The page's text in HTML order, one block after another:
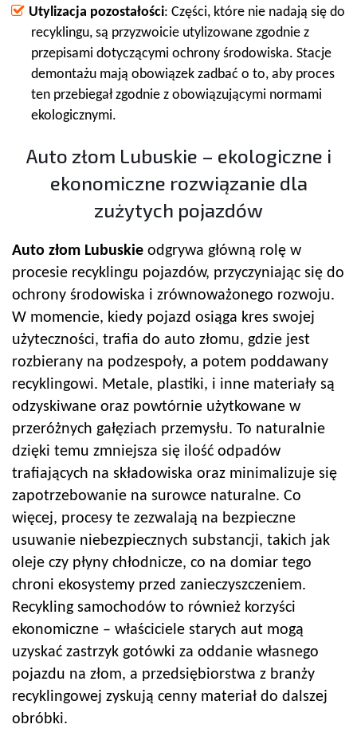
Utylizacja pozostałości: Części, które nie nadają się do
recyklingu, są przyzwoicie utylizowane zgodnie z
przepisami dotyczącymi ochrony środowiska. Stacje
demontażu mają obowiązek zadbać o to, aby proces
ten przebiegał zgodnie z obowiązującymi normami
ekologicznymi.
Auto złom Lubuskie – ekologiczne i
ekonomiczne rozwiązanie dla
zużytych pojazdów
Auto złom Lubuskie odgrywa główną rolę w
procesie recyklingu pojazdów, przyczyniając się do
ochrony środowiska i zrównoważonego rozwoju.
W momencie, kiedy pojazd osiąga kres swojej
użyteczności, trafia do auto złomu, gdzie jest
rozbierany na podzespoły, a potem poddawany
recyklingowi. Metale, plastiki, i inne materiały są
odzyskiwane oraz powtórnie użytkowane w
przeróżnych gałęziach przemysłu. To naturalnie
dzięki temu zmniejsza się ilość odpadów
trafiających na składowiska oraz minimalizuje się
zapotrzebowanie na surowce naturalne. Co
więcej, procesy te zezwalają na bezpieczne
usuwanie niebezpiecznych substancji, takich jak
oleje czy płyny chłodnicze, co na domiar tego
chroni ekosystemy przed zanieczyszczeniem.
Recykling samochodów to również korzyści
ekonomiczne – właściciele starych aut mogą
uzyskać zastrzyk gotówki za oddanie własnego
pojazdu na złom, a przedsiębiorstwa z branży
recyklingowej zyskują cenny materiał do dalszej
obróbki.